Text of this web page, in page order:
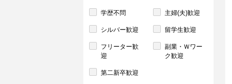
学歴不問 主婦(夫)歓迎
シルバー歓迎 留学生歓迎
フリーター歓
迎
副業・Ｗワー
ク歓迎
第二新卒歓迎